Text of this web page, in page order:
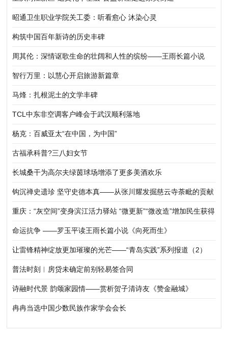
昭通卫生职业学院关工委：听看愈心 沐染心灵
构筑中国百年新诗的历史丰碑
周其伦：深情讴歌生命的壮阔和人性的缤纷——王雨长篇小说
《向死而生》带给我们的思考
智行万里：以慧心开启旅游新篇章
马烽：扎根泥土的文学丰碑
TCL中东非空调客户峰会于武汉顺利落地
杨克：百威亚太“在中国，为中国”
古福承科普?三八妇女节
长城桑干为高尔夫绿茵球场增添了更多美酒欢乐
钩沉禅史遗珍 坚守史德本真——从张川耀发掘慈云寺荼毗的贡献
说开去
重庆：“灰空间”变身滨江活力驿站 “微更新”“微改造”增加民生获得
感
命运抗争 ——罗玉平读王雨长篇小说《向死而生》
让雷锋精神绽放更加璀璨的光芒——“青岛实践”系列报道（2）
普法时刻︱房贷未确定前别轻易签合同
诗融时代景 韵颂家园情——赏析贺子清诗友《赞金融城》
冉冉当选中国少数民族作家学会会长